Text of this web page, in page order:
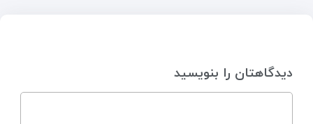
دیدگاهتان را بنویسید